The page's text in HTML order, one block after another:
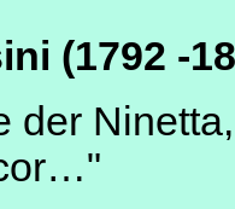
(1792 -
der